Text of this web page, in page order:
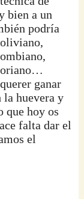
bien a un
podría
ganar
la huevera y
que hoy os
falta dar el
el